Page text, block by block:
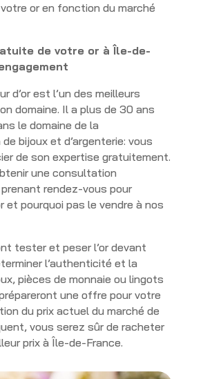
or en fonction du marché
de votre or à Île-de-
d’or est l’un des meilleurs
domaine. Il a plus de 30 ans
le domaine de la
bijoux et d’argenterie: vous
de son expertise gratuitement.
une consultation
rendez-vous pour
et pourquoi pas le vendre à nos
tester et peser l’or devant
l’authenticité et la
pièces de monnaie ou lingots
une offre pour votre
du prix actuel du marché de
vous serez sûr de racheter
prix à Île-de-France.